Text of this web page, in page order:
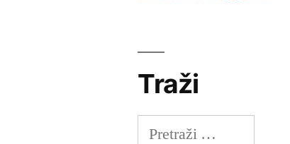
Traži
Pretraži: